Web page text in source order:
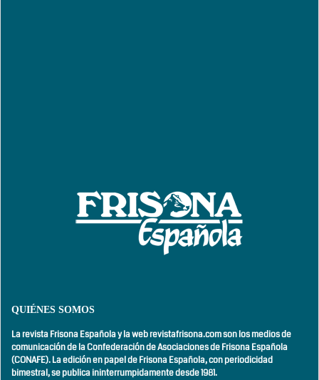
QUIÉNES SOMOS
La revista Frisona Española y la web revistafrisona.com son los medios de
comunicación de la Confederación de Asociaciones de Frisona Española
(CONAFE). La edición en papel de Frisona Española, conperiodicidad
bimestral,se publica ininterrumpidamente desde 1981.